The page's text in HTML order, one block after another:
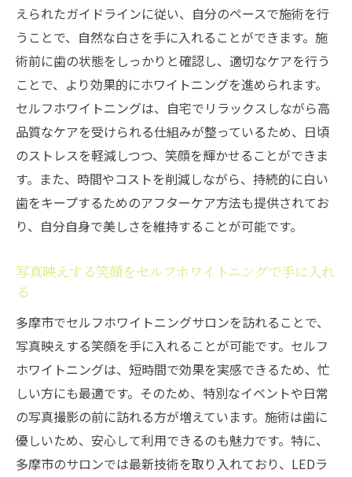
方法
多摩市で写真映えを強化するセルフホワイ
トニングの選び方
セルフホワイトニングで写真に差がつく笑
顔を作る
多摩市で最高の写真映えを目指すセルフホ
ワイトニング
セルフホワイトニングで自撮りに革命を起
こす多摩市
ングで手軽に美白
ングの活用法
セルフホワイトニングで忙しい日常に美白
を取り入れる
多摩市でスピーディにセルフホワイトニン
グを試す理由
忙しい方でも安心多摩市のセルフホワイト
ニング
えられたガイドラインに従い、自分のペースで施術を行
うことで、自然な白さを手に入れることができます。施
術前に歯の状態をしっかりと確認し、適切なケアを行う
ことで、より効果的にホワイトニングを進められます。
セルフホワイトニングは、自宅でリラックスしながら高
品質なケアを受けられる仕組みが整っているため、日頃
のストレスを軽減しつつ、笑顔を輝かせることができま
す。また、時間やコストを削減しながら、持続的に白い
歯をキープするためのアフターケア方法も提供されてお
り、自分自身で美しさを維持することが可能です。
写真映えする笑顔をセルフホワイトニングで手に入れ
る
多摩市でセルフホワイトニングサロンを訪れることで、
写真映えする笑顔を手に入れることが可能です。セルフ
ホワイトニングは、短時間で効果を実感できるため、忙
しい方にも最適です。そのため、特別なイベントや日常
の写真撮影の前に訪れる方が増えています。施術は歯に
優しいため、安心して利用できるのも魅力です。特に、
多摩市のサロンでは最新技術を取り入れており、LEDラ